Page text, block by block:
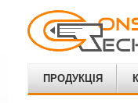
ПРОДУКЦІЯ